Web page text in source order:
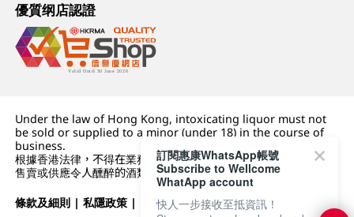
優質纲店認證
Under the law of Hong Kong, intoxicating liquor must not
be sold or supplied to a minor (under 18) in the course of
business.
根據香港法律，不得在業務過程中，向未成年人 (18 歲以下人士)
售賣或供應令人醺醉的酒類。
條款及細則 |私隱政策 | DFI零售集團
訂閱惠康WhatsApp帳號
Subscribe to Wellcome
WhatApp account
快人一步接收至抵資訊！